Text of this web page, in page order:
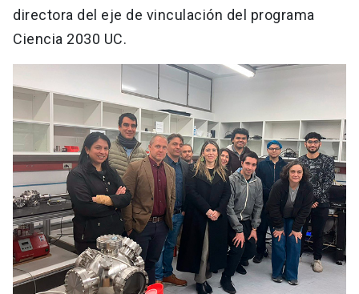
directora del eje de vinculación del programa
Ciencia 2030 UC.